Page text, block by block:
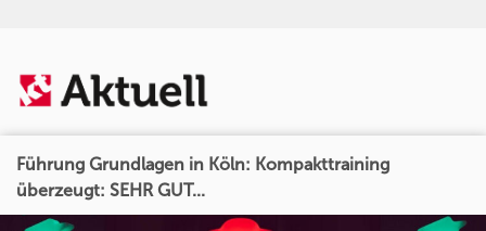
Führung Grundlagen in Köln: Kompakttraining
überzeugt: SEHR GUT...